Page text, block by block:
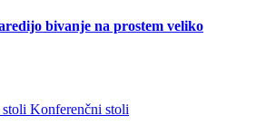
bivanje na prostem veliko
Konferenčni stoli